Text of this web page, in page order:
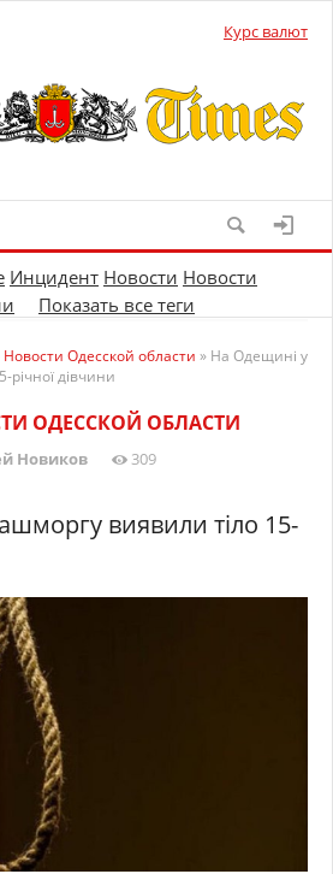
Курс валют
Инцидент Новости Новости
Показать все теги
Новости Одесской области » На Одещині у
дівчини
ОДЕССКОЙ ОБЛАСТИ
Новиков
309
виявили тіло 15-